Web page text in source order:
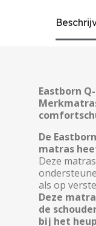
Eastborn
De
matras
Deze
als op
Deze
de
bij het